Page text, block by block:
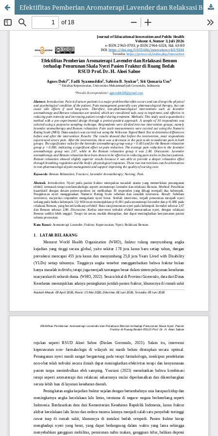
Efektifitas Pemberian Aromaterapi Lavender dan Relaksasi Benson terhadap Penurunan Skala Nyeri Pasien Fraktur di Ruang Bedah RSUD Prof. Dr. H. Aloei Saboe